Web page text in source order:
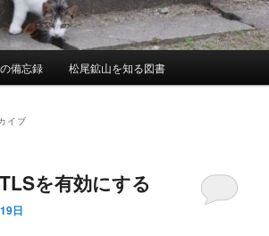
備忘録 松尾鉱山を知る図書
イブ
を有効にする
日